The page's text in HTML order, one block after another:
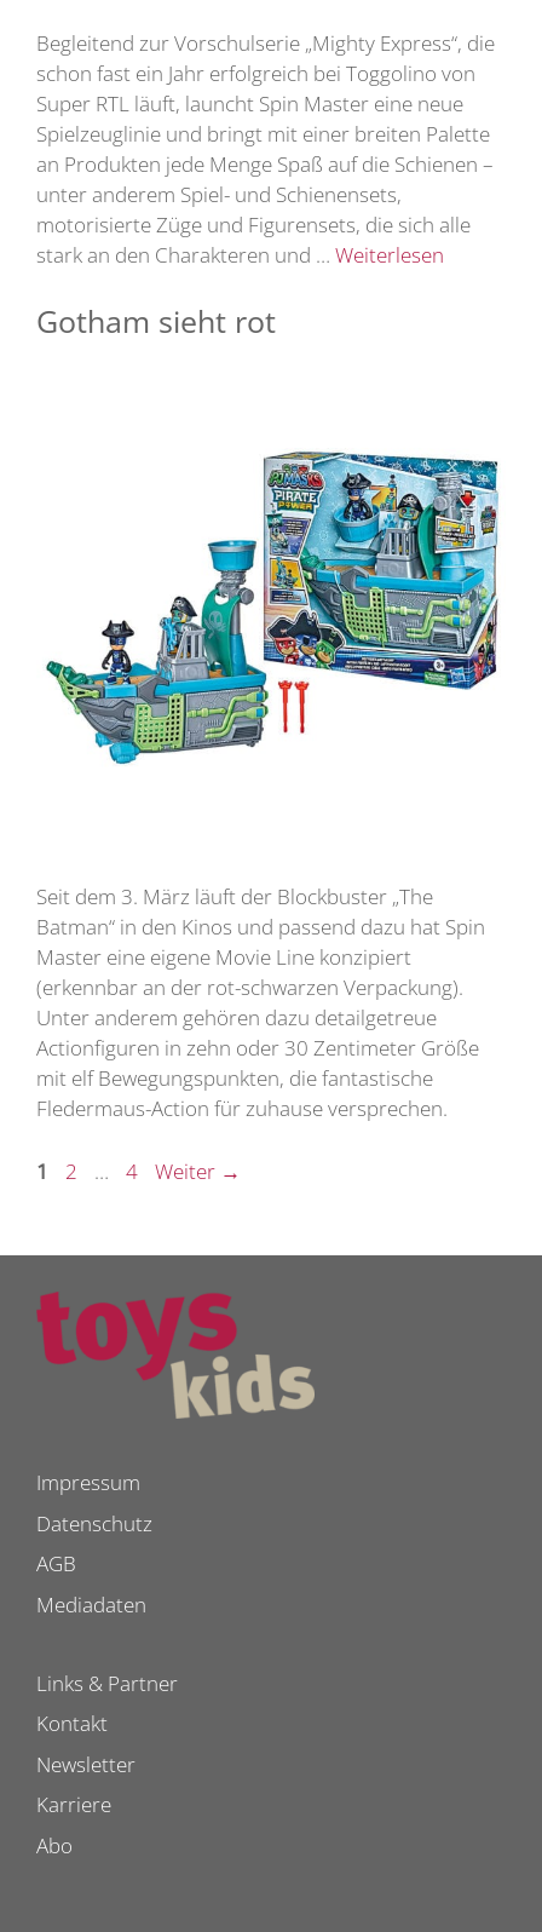
Begleitend zur Vorschulserie „Mighty Express“, die
schon fast ein Jahr erfolgreich bei Toggolino von
Super RTL läuft, launcht Spin Master eine neue
Spielzeuglinie und bringt mit einer breiten Palette
an Produkten jede Menge Spaß auf die Schienen –
unter anderem Spiel- und Schienensets,
motorisierte Züge und Figurensets, die sich alle
stark an den Charakteren und … Weiterlesen
Gotham sieht rot
Seit dem 3. März läuft der Blockbuster „The
Batman“ in den Kinos und passend dazu hat Spin
Master eine eigene Movie Line konzipiert
(erkennbar an der rot-schwarzen Verpackung).
Unter anderem gehören dazu detailgetreue
Actionfiguren in zehn oder 30 Zentimeter Größe
mit elf Bewegungspunkten, die fantastische
Fledermaus-Action für zuhause versprechen.
Seite
1 Seite
2 … Seite
4 Weiter →
Impressum
Datenschutz
AGB
Mediadaten
Links & Partner
Kontakt
Newsletter
Karriere
Abo